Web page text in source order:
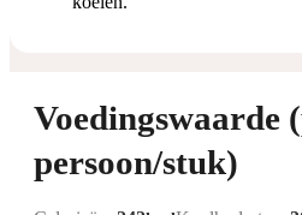
Voedingswaarde
persoon/stuk)